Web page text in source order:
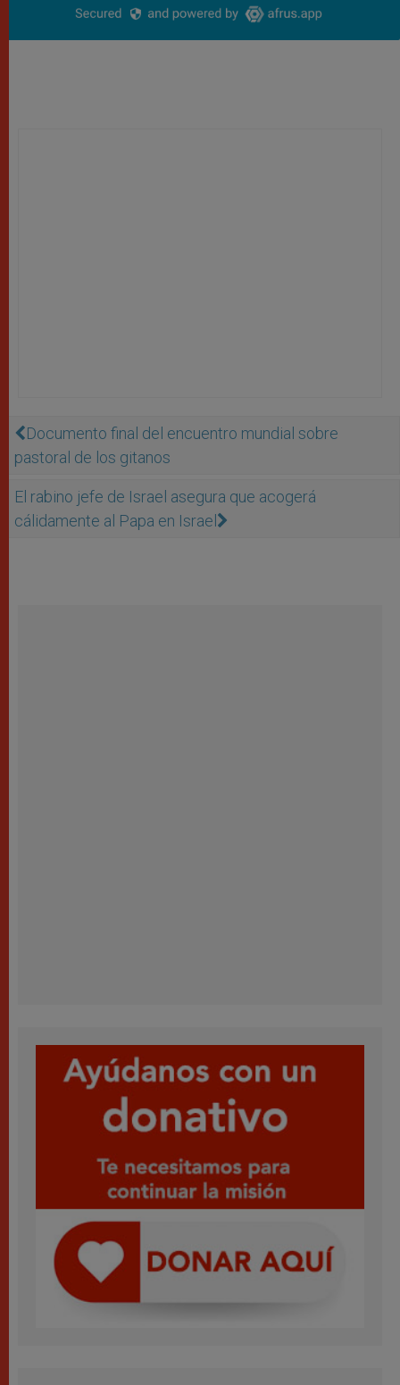
Documento final del encuentro mundial sobre
pastoral de los gitanos
El rabino jefe de Israel asegura que acogerá
cálidamente al Papa en Israel